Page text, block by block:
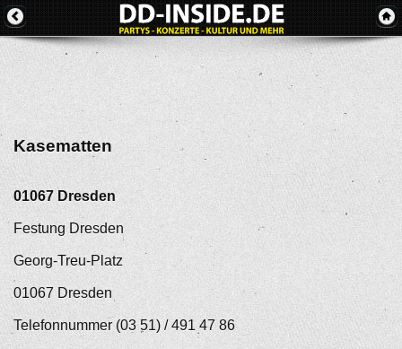
Kasematten
01067 Dresden
Festung Dresden
Georg-Treu-Platz
01067 Dresden
Telefonnummer (03 51) / 491 47 86